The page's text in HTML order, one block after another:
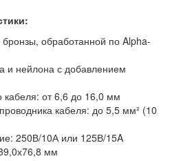
обработанной по Alpha-
и нейлона с добавлением
кабеля: от 6,6 до 16,0 мм
кабеля: до 5,5 мм² (10
250В/10А или 125В/15A
мм